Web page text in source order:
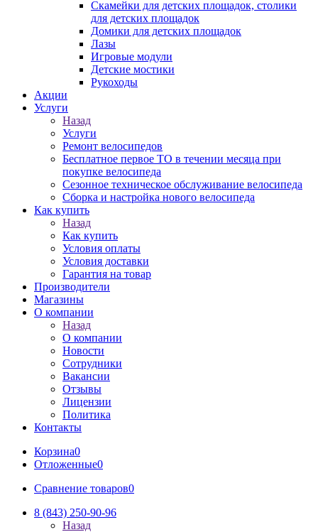
Скамейки для детских площадок, столики
для детских площадок
Домики для детских площадок
Лазы
Игровые модули
Детские мостики
Рукоходы
Акции
Услуги
Назад
Услуги
Ремонт велосипедов
Бесплатное первое ТО в течении месяца при
покупке велосипеда
Сезонное техническое обслуживание велосипеда
Сборка и настройка нового велосипеда
Как купить
Назад
Как купить
Условия оплаты
Условия доставки
Гарантия на товар
Производители
Магазины
О компании
Назад
О компании
Новости
Сотрудники
Вакансии
Отзывы
Лицензии
Политика
Контакты
Корзина0
Отложенные0
Сравнение товаров0
8 (843) 250-90-96
Назад